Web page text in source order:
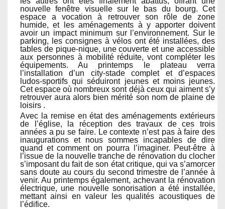
nouvelle fenêtre visuelle sur le bas du bourg. Cet
espace a vocation à retrouver son rôle de zone
humide, et les aménagements à y apporter doivent
avoir un impact minimum sur l’environnement. Sur le
parking, les consignes à vélos ont été installées, des
tables de pique-nique, une couverte et une accessible
aux personnes à mobilité réduite, vont compléter les
équipements. Au printemps le plateau verra
l’installation d’un city-stade complet et d’espaces
ludos-sportifs qui séduiront jeunes et moins jeunes.
Cet espace où nombreux sont déjà ceux qui aiment s’y
retrouver aura alors bien mérité son nom de plaine de
loisirs .
Avec la remise en état des aménagements extérieurs
de l’église, la réception des travaux de ces trois
années a pu se faire. Le contexte n’est pas à faire des
inaugurations et nous sommes incapables de dire
quand et comment on pourra l’imaginer. Peut-être à
l’issue de la nouvelle tranche de rénovation du clocher
s’imposant du fait de son état critique, qui va s’amorcer
sans doute au cours du second trimestre de l’année à
venir. Au printemps également, achevant la rénovation
électrique, une nouvelle sonorisation a été installée,
mettant ainsi en valeur les qualités acoustiques de
l’édifice.